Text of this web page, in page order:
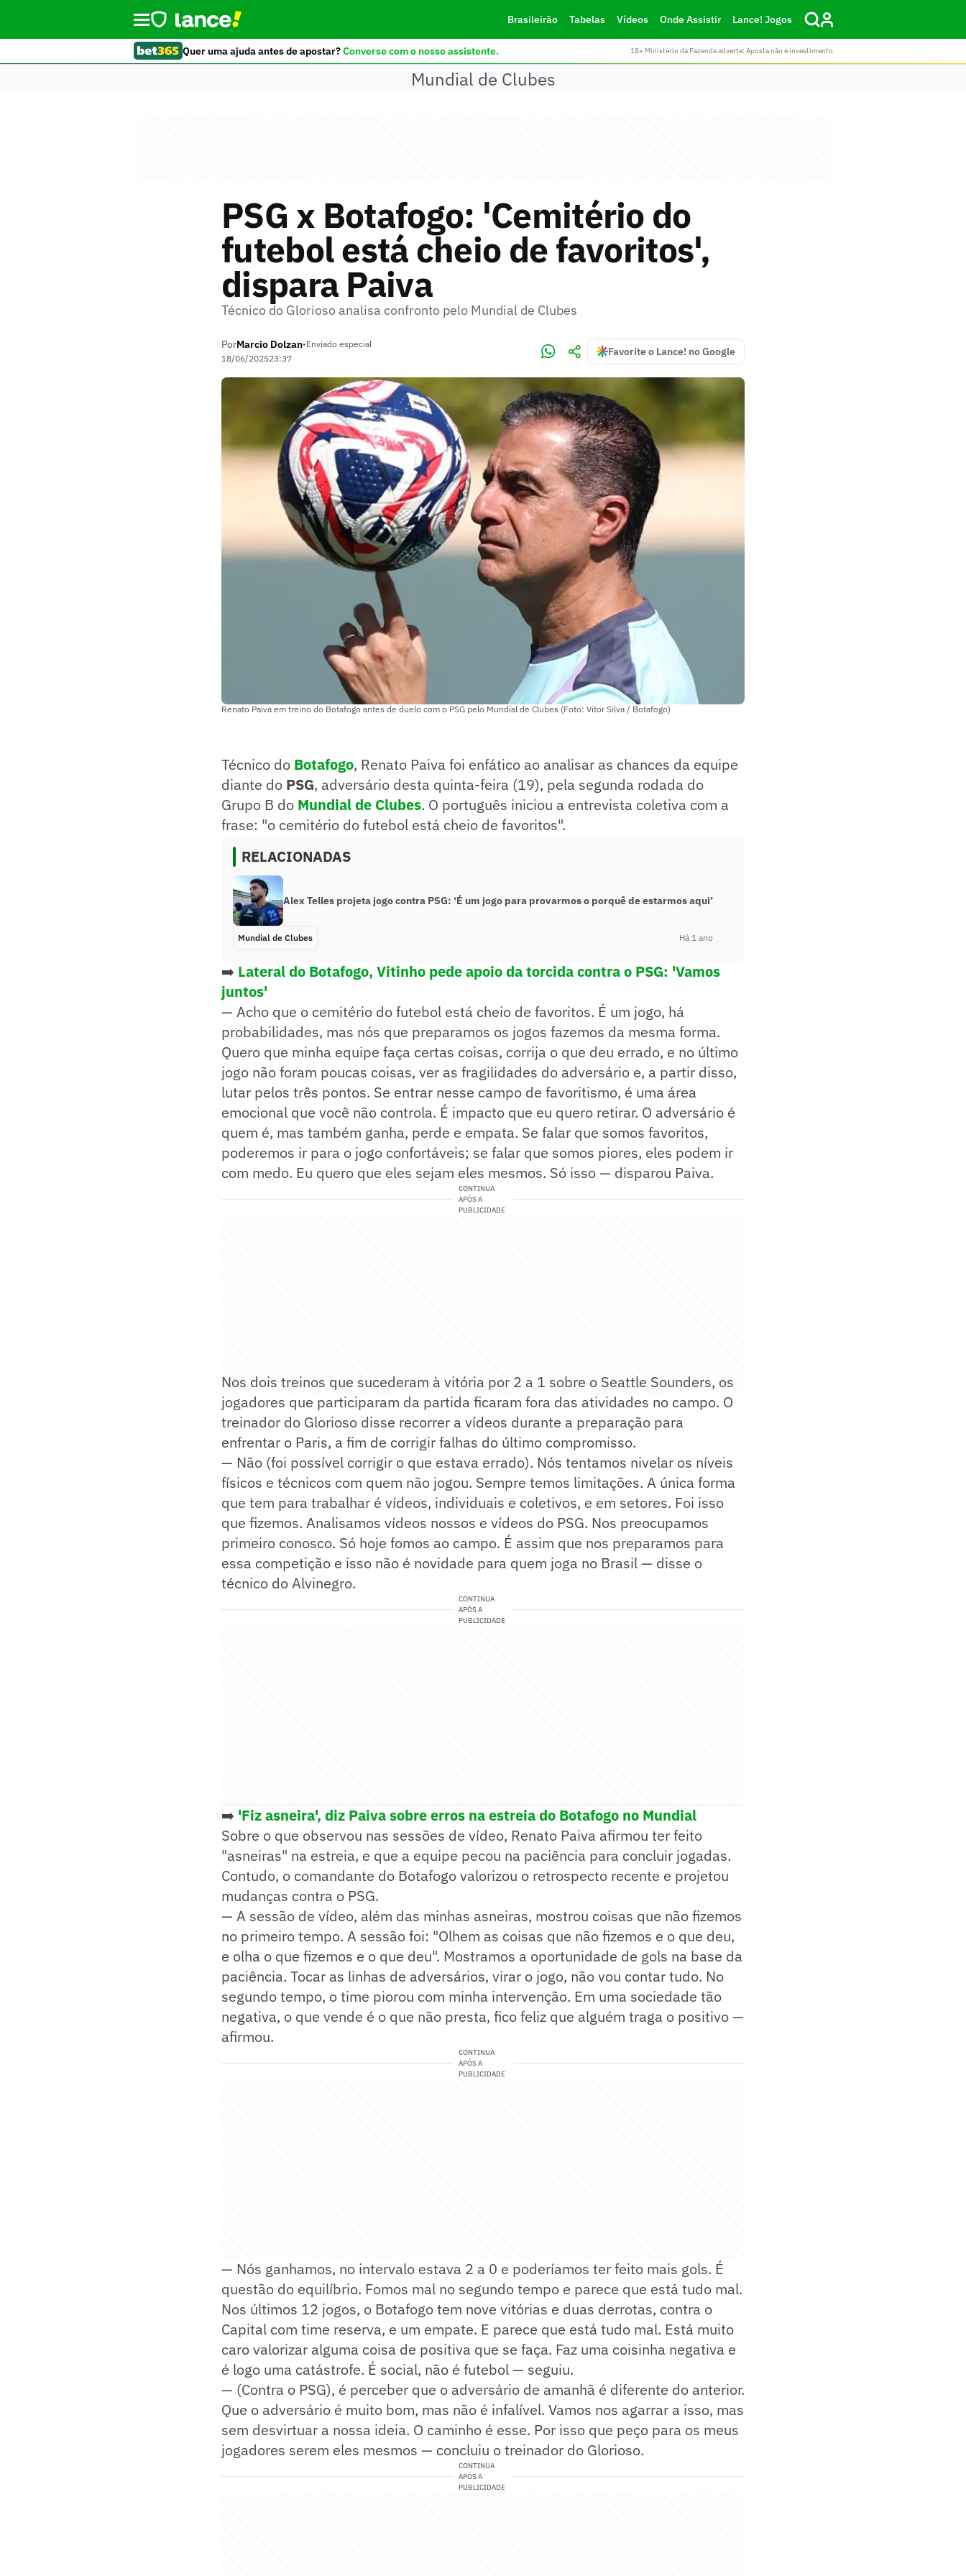
Brasileirão Tabelas Vídeos Onde Assistir Lance! Jogos
Quer uma ajuda antes de apostar?Converse com o nosso assistente. 18+ Ministério da Fazenda adverte: Aposta não é investimento
Mundial de Clubes
PSG x Botafogo: 'Cemitério do
futebol está cheio de favoritos',
dispara Paiva
Técnico do Glorioso analisa confronto pelo Mundial de Clubes
PorMarcio Dolzan•Enviado especial
18/06/202523:37
Favorite o Lance! no Google
Renato Paiva em treino do Botafogo antes de duelo com o PSG pelo Mundial de Clubes (Foto: Vitor Silva / Botafogo)
Técnico do Botafogo, Renato Paiva foi enfático ao analisar as chances da equipe
diante do PSG, adversário desta quinta-feira (19), pela segunda rodada do
Grupo B do Mundial de Clubes. O português iniciou a entrevista coletiva com a
frase: "o cemitério do futebol está cheio de favoritos".
RELACIONADAS
Alex Telles projeta jogo contra PSG: ‘É um jogo para provarmos o porquê de estarmos aqui’
Mundial de Clubes Há 1 ano
➡️ Lateral do Botafogo, Vitinho pede apoio da torcida contra o PSG: 'Vamos
juntos'
— Acho que o cemitério do futebol está cheio de favoritos. É um jogo, há
probabilidades, mas nós que preparamos os jogos fazemos da mesma forma.
Quero que minha equipe faça certas coisas, corrija o que deu errado, e no último
jogo não foram poucas coisas, ver as fragilidades do adversário e, a partir disso,
lutar pelos três pontos. Se entrar nesse campo de favoritismo, é uma área
emocional que você não controla. É impacto que eu quero retirar. O adversário é
quem é, mas também ganha, perde e empata. Se falar que somos favoritos,
poderemos ir para o jogo confortáveis; se falar que somos piores, eles podem ir
com medo. Eu quero que eles sejam eles mesmos. Só isso — disparou Paiva.
CONTINUA
APÓS A
PUBLICIDADE
Nos dois treinos que sucederam à vitória por 2 a 1 sobre o Seattle Sounders, os
jogadores que participaram da partida ficaram fora das atividades no campo. O
treinador do Glorioso disse recorrer a vídeos durante a preparação para
enfrentar o Paris, a fim de corrigir falhas do último compromisso.
— Não (foi possível corrigir o que estava errado). Nós tentamos nivelar os níveis
físicos e técnicos com quem não jogou. Sempre temos limitações. A única forma
que tem para trabalhar é vídeos, individuais e coletivos, e em setores. Foi isso
que fizemos. Analisamos vídeos nossos e vídeos do PSG. Nos preocupamos
primeiro conosco. Só hoje fomos ao campo. É assim que nos preparamos para
essa competição e isso não é novidade para quem joga no Brasil — disse o
técnico do Alvinegro.
CONTINUA
APÓS A
PUBLICIDADE
➡️ 'Fiz asneira', diz Paiva sobre erros na estreia do Botafogo no Mundial
Sobre o que observou nas sessões de vídeo, Renato Paiva afirmou ter feito
"asneiras" na estreia, e que a equipe pecou na paciência para concluir jogadas.
Contudo, o comandante do Botafogo valorizou o retrospecto recente e projetou
mudanças contra o PSG.
— A sessão de vídeo, além das minhas asneiras, mostrou coisas que não fizemos
no primeiro tempo. A sessão foi: "Olhem as coisas que não fizemos e o que deu,
e olha o que fizemos e o que deu". Mostramos a oportunidade de gols na base da
paciência. Tocar as linhas de adversários, virar o jogo, não vou contar tudo. No
segundo tempo, o time piorou com minha intervenção. Em uma sociedade tão
negativa, o que vende é o que não presta, fico feliz que alguém traga o positivo —
afirmou.
CONTINUA
APÓS A
PUBLICIDADE
— Nós ganhamos, no intervalo estava 2 a 0 e poderíamos ter feito mais gols. É
questão do equilíbrio. Fomos mal no segundo tempo e parece que está tudo mal.
Nos últimos 12 jogos, o Botafogo tem nove vitórias e duas derrotas, contra o
Capital com time reserva, e um empate. E parece que está tudo mal. Está muito
caro valorizar alguma coisa de positiva que se faça. Faz uma coisinha negativa e
é logo uma catástrofe. É social, não é futebol — seguiu.
— (Contra o PSG), é perceber que o adversário de amanhã é diferente do anterior.
Que o adversário é muito bom, mas não é infalível. Vamos nos agarrar a isso, mas
sem desvirtuar a nossa ideia. O caminho é esse. Por isso que peço para os meus
jogadores serem eles mesmos — concluiu o treinador do Glorioso.
CONTINUA
APÓS A
PUBLICIDADE